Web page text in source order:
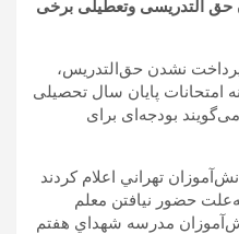
معلمان حق التدریسی وتعطیلی برخی
نشدن حق‌التدریس،
امتحانات پایان سال تحصیلی
بودجه‌ای برای
تهراني اعلام كردند
حضور نيافتن معلم
مدرسه شهداي هفتم